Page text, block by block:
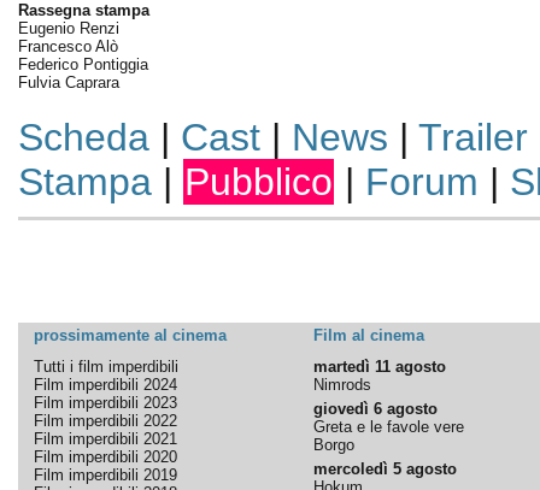
Rassegna stampa
Eugenio Renzi
Francesco Alò
Federico Pontiggia
Fulvia Caprara
Scheda| Cast| News | Trailer
Stampa| Pubblico | Forum |
prossimamente al cinema
Film al cinema
Tutti i film imperdibili
Film imperdibili 2024
Film imperdibili 2023
Film imperdibili 2022
Film imperdibili 2021
Film imperdibili 2020
Film imperdibili 2019
martedì 11 agosto
Nimrods
giovedì 6 agosto
Greta e le favole vere
Borgo
mercoledì 5 agosto